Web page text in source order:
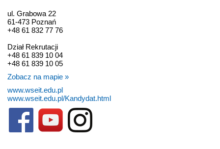
ul. Grabowa 22
61-473 Poznań
+48 61 832 77 76
Dział Rekrutacji
+48 61 839 10 04
+48 61 839 10 05
Zobacz na mapie »
www.wseit.edu.pl
www.wseit.edu.pl/Kandydat.html